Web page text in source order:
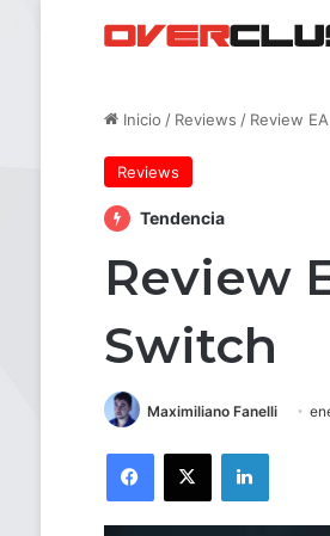
Inicio / Reviews / Review
Reviews
Tendencia
Review
Switch
Maximiliano Fanelli
Facebook
X LinkedIn